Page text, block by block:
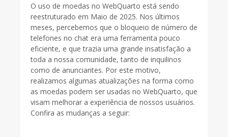
O uso de moedas no WebQuarto está sendo
reestruturado em Maio de 2025. Nos últimos
meses, percebemos que o bloqueio de número de
telefones no chat era uma ferramenta pouco
eficiente, e que trazia uma grande insatisfação a
toda a nossa comunidade, tanto de inquilinos
como de anunciantes. Por este motivo,
realizamos algumas atualizações na forma como
as moedas podem ser usadas no WebQuarto, que
visam melhorar a experiência de nossos usuários.
Confira as mudanças a seguir: